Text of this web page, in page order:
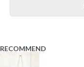
RECOMMEND